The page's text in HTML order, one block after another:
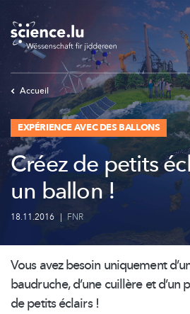
to
main
content
Accueil
EXPÉRIENCE AVEC DES BALLONS
Créez de petits
un ballon !
18.11.2016 | FNR
Vous avez besoin uniquement
baudruche, d’une cuillère et
de petits éclairs !